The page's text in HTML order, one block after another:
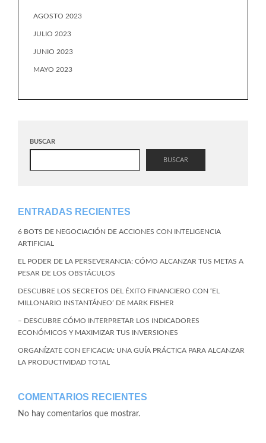
AGOSTO 2023
JULIO 2023
JUNIO 2023
MAYO 2023
BUSCAR
BUSCAR
ENTRADAS RECIENTES
6 BOTS DE NEGOCIACIÓN DE ACCIONES CON INTELIGENCIA
ARTIFICIAL
EL PODER DE LA PERSEVERANCIA: CÓMO ALCANZAR TUS METAS A
PESAR DE LOS OBSTÁCULOS
DESCUBRE LOS SECRETOS DEL ÉXITO FINANCIERO CON ‘EL
MILLONARIO INSTANTÁNEO’ DE MARK FISHER
– DESCUBRE CÓMO INTERPRETAR LOS INDICADORES
ECONÓMICOS Y MAXIMIZAR TUS INVERSIONES
ORGANÍZATE CON EFICACIA: UNA GUÍA PRÁCTICA PARA ALCANZAR
LA PRODUCTIVIDAD TOTAL
COMENTARIOS RECIENTES
No hay comentarios que mostrar.